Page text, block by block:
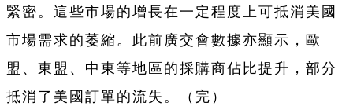
緊密。這些市場的增長在一定程度上可抵消美國
市場需求的萎縮。此前廣交會數據亦顯示，歐
盟、東盟、中東等地區的採購商佔比提升，部分
抵消了美國訂單的流失。（完）